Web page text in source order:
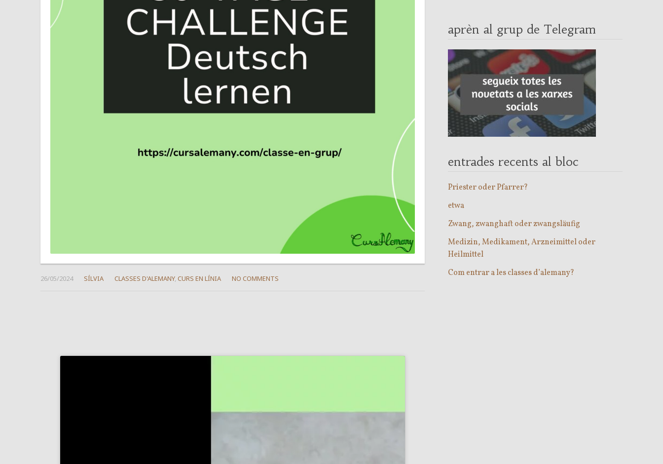
26/05/2024 SÍLVIA CLASSES D'ALEMANY, CURS EN LÍNIA NO COMMENTS
aprèn al grup de Telegram
entrades recents al bloc
Priester oder Pfarrer?
etwa
Zwang, zwanghaft oder zwangsläufig
Medizin, Medikament, Arzneimittel oder
Heilmittel
Com entrar a les classes d’alemany?